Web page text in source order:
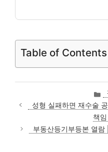
Table of Contents
성형 실패하면 재수술
책
부동산등기부등본 열